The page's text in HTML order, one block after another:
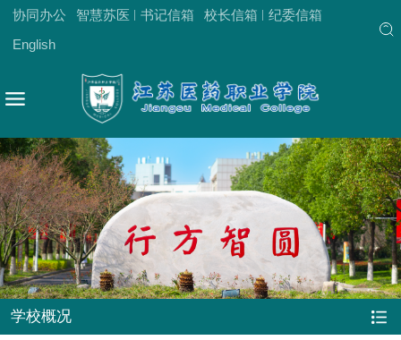
协同办公 智慧苏医 书记信箱 校长信箱
纪委信箱
English
学校概况